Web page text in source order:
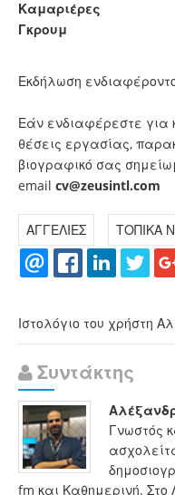
Καμαριέρες
Γκρουμ
Εκδήλωση
Εάν ενδιαφέρεστε για
θέσεις εργασίας,
βιογραφικό σας
email cv@zeusintl.com
ΑΓΓΕΛΙΕΣ ΤΟΠΙΚΑ
Ιστολόγιο του χρήστη
Συντάκτης
Γνωστός
fm και Καθημερινή. Στο